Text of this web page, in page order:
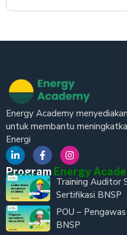
Energy Academy
untuk membantu
Energi
Program Energy
Training Auditor
Sertifikasi BNSP
POU –
BNSP